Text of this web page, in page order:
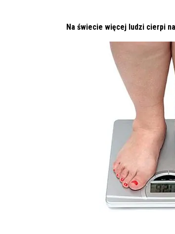
Na świecie więcej ludzi cierpi